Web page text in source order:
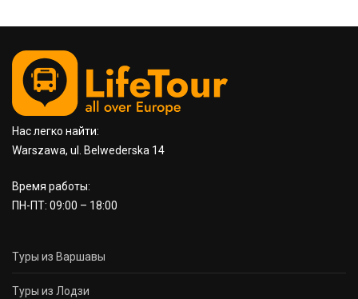
Нас легко найти:
Warszawa, ul. Belwederska 14
Время работы:
ПН-ПТ: 09:00 – 18:00
Туры из Варшавы
Туры из Лодзи